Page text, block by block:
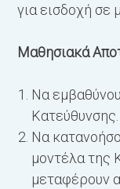
για εισδοχή σε
Μαθησιακά
Να
Κατεύθυνσης.
Να
μοντέλα της
μεταφέρουν